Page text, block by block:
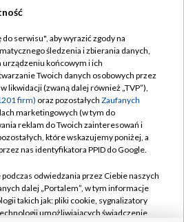
TVP
TVP
prywatności
Moje zgody
Pomoc
Kontakt
serwisu", aby wyrazić zgody na
śledzenia i zbierania danych,
urządzeniu końcowym i ich
Twoich danych osobowych przez
likwidacji (zwaną dalej również „TVP”),
firm) oraz pozostałych Zaufanych
marketingowych (w tym do
reklam do Twoich zainteresowań i
które wskazujemy poniżej, a
nas identyfikatora PPID do Google.
odwiedzania przez Ciebie naszych
dalej „Portalem”, w tym informacje
takich jak: pliki cookie, sygnalizatory
umożliwiających świadczenie